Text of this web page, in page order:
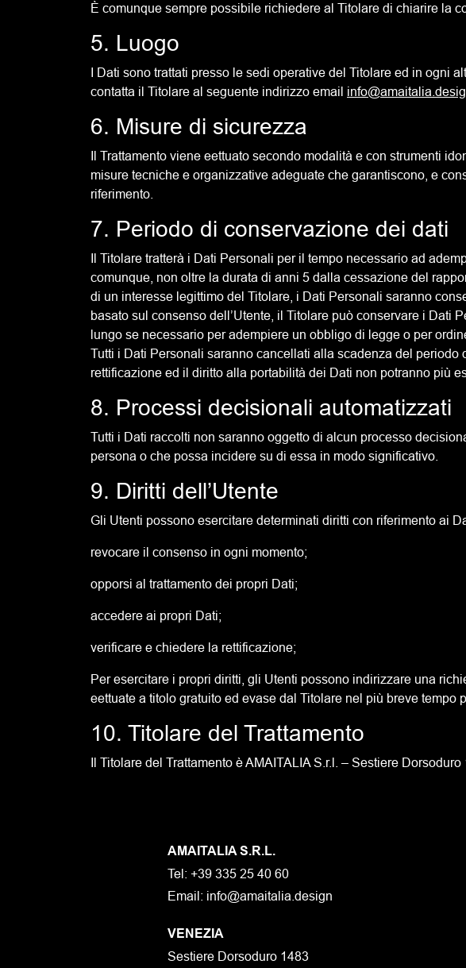
È comunque sempre possibile richiedere al Titolare di chiarire la
5. Luogo
I Dati sono trattati presso le sedi operative del Titolare ed in ogni
contatta il Titolare al seguente indirizzo email
6. Misure di sicurezza
Il Trattamento viene eettuato secondo modalità e con strumenti
misure tecniche e organizzative adeguate che garantiscono, e
riferimento.
7. Periodo di conservazione dei dati
Il Titolare tratterà i Dati Personali per il tempo necessario ad
comunque, non oltre la durata di anni 5 dalla cessazione del
di un interesse legittimo del Titolare, i Dati Personali saranno
basato sul consenso dell’Utente, il Titolare può conservare i Dati
lungo se necessario per adempiere un obbligo di legge o per
Tutti i Dati Personali saranno cancellati alla scadenza del
rettificazione ed il diritto alla portabilità dei Dati non potranno più
8. Processi decisionali automatizzati
Tutti i Dati raccolti non saranno oggetto di alcun processo
persona o che possa incidere su di essa in modo significativo.
9. Diritti dell’Utente
Gli Utenti possono esercitare determinati diritti con riferimento ai
revocare il consenso in ogni momento;
opporsi al trattamento dei propri Dati;
accedere ai propri Dati;
verificare e chiedere la rettificazione;
Per esercitare i propri diritti, gli Utenti possono indirizzare una
eettuate a titolo gratuito ed evase dal Titolare nel più breve tempo
10. Titolare del Trattamento
Il Titolare del Trattamento è AMAITALIA S.r.l. – Sestiere
AMAITALIA S.R.L.
Tel: +39 335 25 40 60
Email: info@amaitalia.design
VENEZIA
Sestiere Dorsoduro 1483